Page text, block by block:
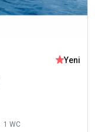
Yeni
1 WC